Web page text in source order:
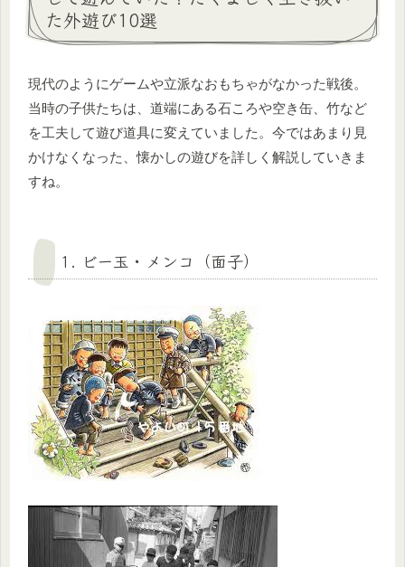
た外遊び10選
現代のようにゲームや立派なおもちゃがなかった戦後。
当時の子供たちは、道端にある石ころや空き缶、竹など
を工夫して遊び道具に変えていました。今ではあまり見
かけなくなった、懐かしの遊びを詳しく解説していきま
すね。
1. ビー玉・メンコ（面子）